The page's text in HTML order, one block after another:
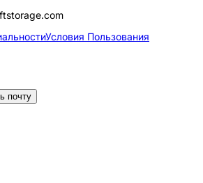
Условия Пользования
почту